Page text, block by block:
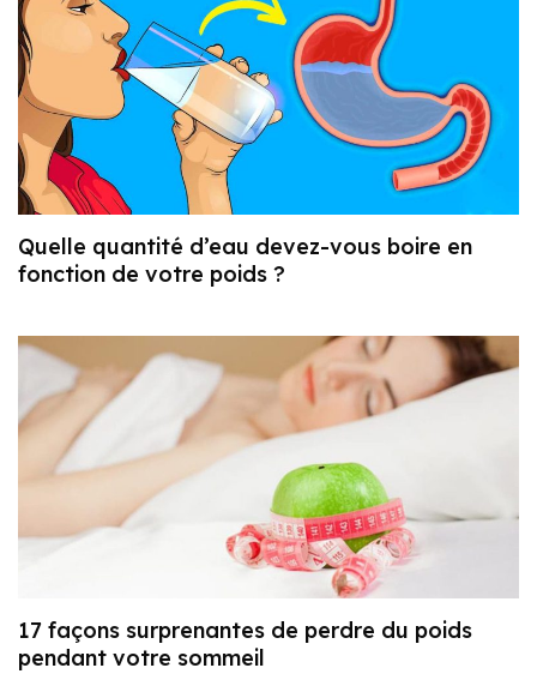
Quelle quantité d’eau devez-vous boire en
fonction de votre poids ?
17 façons surprenantes de perdre du poids
pendant votre sommeil